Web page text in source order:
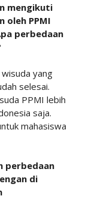
mengikuti
oleh PPMI
perbedaan
yang
selesai.
PPMI lebih
saja.
mahasiswa
perbedaan
di